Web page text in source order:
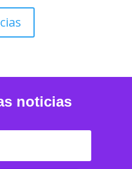
noticias